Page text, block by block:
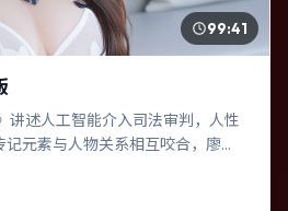
99:41
讲述人工智能介入司法审判，人性
元素与人物关系相互咬合，廖
彩。导演诺兰善于在长镜头中积
取景，增强真实质感。